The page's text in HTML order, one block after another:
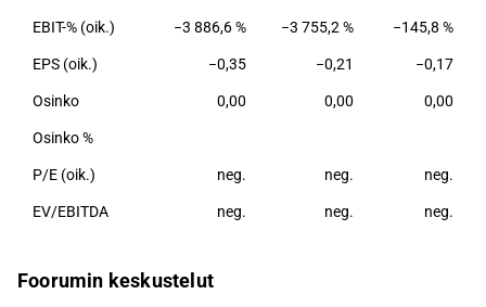
EBIT-% (oik.) −3 886,6 % −3 755,2 % −145,8 %
EPS (oik.) −0,35 −0,21 −0,17
Osinko 0,00 0,00 0,00
Osinko %
P/E (oik.) neg. neg. neg.
EV/EBITDA neg. neg. neg.
Foorumin keskustelut